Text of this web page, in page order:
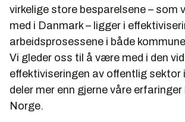
virkelige store besparelsene – som
med i Danmark – ligger i
arbeidsprosessene i både
Vi gleder oss til å være med i den
effektiviseringen av offentlig sektor
deler mer enn gjerne våre erfaringer
Norge.